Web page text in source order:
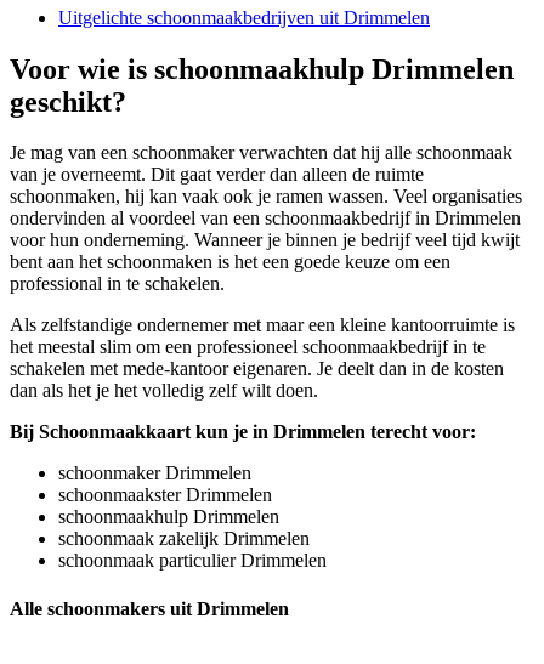
Uitgelichte schoonmaakbedrijven uit Drimmelen
Voor wie is schoonmaakhulp Drimmelen
geschikt?
Je mag van een schoonmaker verwachten dat hij alle schoonmaak
van je overneemt. Dit gaat verder dan alleen de ruimte
schoonmaken, hij kan vaak ook je ramen wassen. Veel organisaties
ondervinden al voordeel van een schoonmaakbedrijf in Drimmelen
voor hun onderneming. Wanneer je binnen je bedrijf veel tijd kwijt
bent aan het schoonmaken is het een goede keuze om een
professional in te schakelen.
Als zelfstandige ondernemer met maar een kleine kantoorruimte is
het meestal slim om een professioneel schoonmaakbedrijf in te
schakelen met mede-kantoor eigenaren. Je deelt dan in de kosten
dan als het je het volledig zelf wilt doen.
Bij Schoonmaakkaart kun je in Drimmelen terecht voor:
schoonmaker Drimmelen
schoonmaakster Drimmelen
schoonmaakhulp Drimmelen
schoonmaak zakelijk Drimmelen
schoonmaak particulier Drimmelen
Alle schoonmakers uit Drimmelen